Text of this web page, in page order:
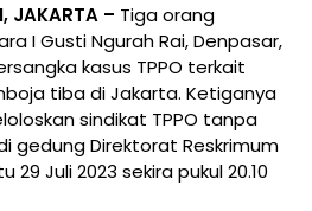
JAKARTA – Tiga orang
I Gusti Ngurah Rai, Denpasar,
kasus TPPO terkait
tiba di Jakarta. Ketiganya
sindikat TPPO tanpa
gedung Direktorat Reskrimum
29 Juli 2023 sekira pukul 20.10